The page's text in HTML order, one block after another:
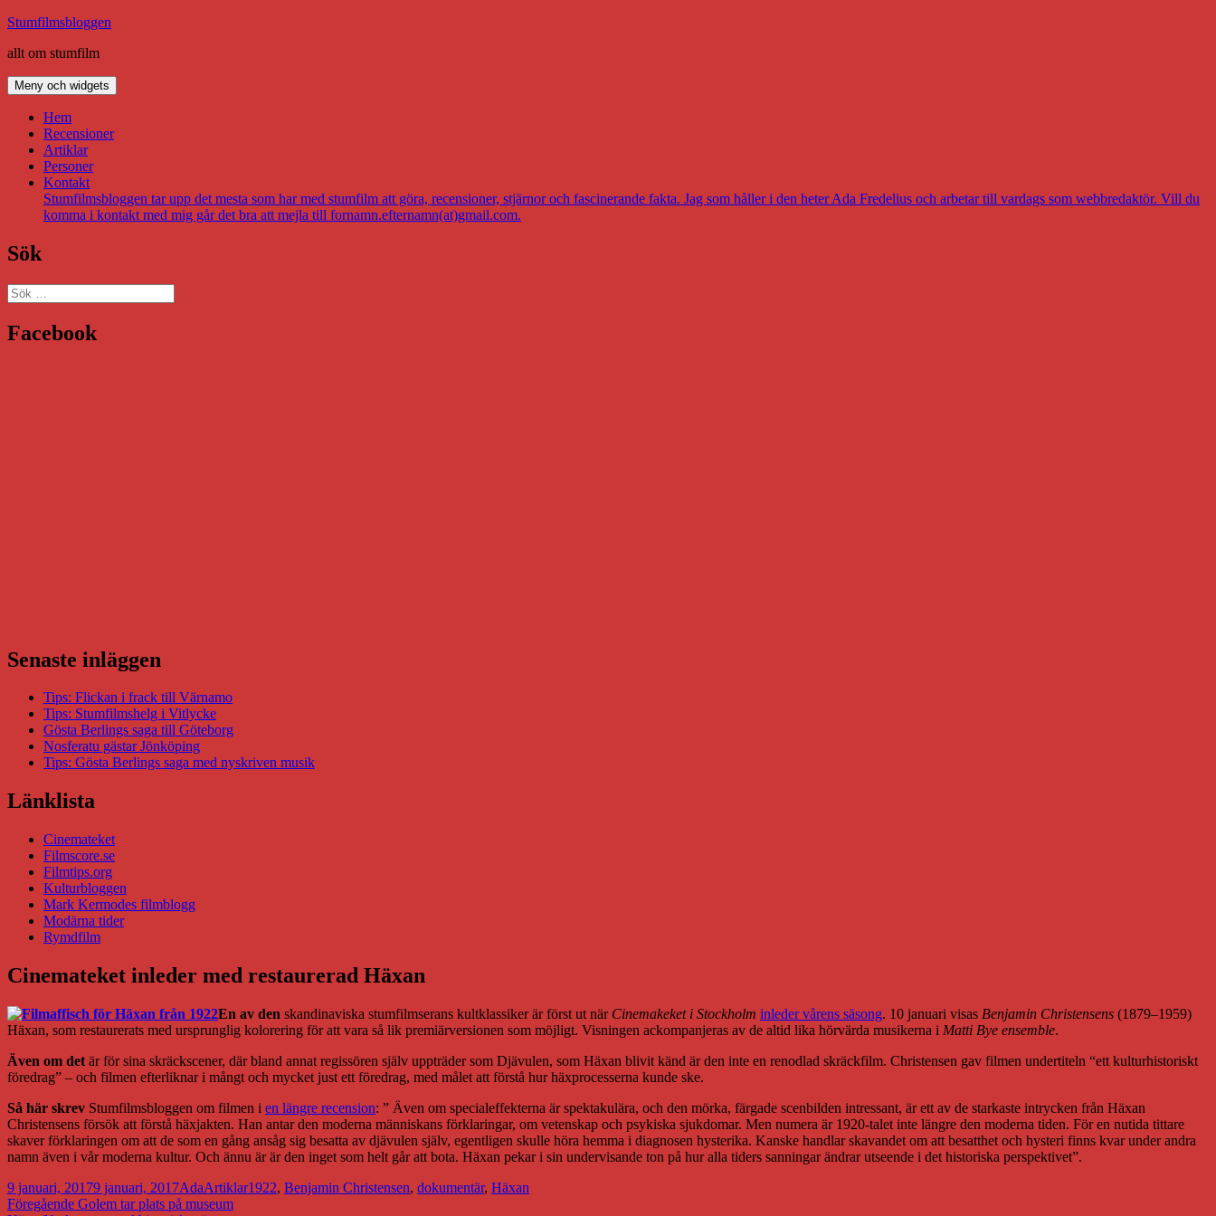
Hoppa
innehåll
Stumfilmsbloggen
allt om stumfilm
Meny och widgets
Hem
Recensioner
Artiklar
Personer
Kontakt
Stumfilmsbloggen tar upp det mesta som har med stumfilm att göra, recensioner, stjärnor och fascinerande fakta. Jag som håller i den heter Ada Fredelius och arbetar till vardags som webbredaktör. Vill du
komma i kontakt med mig går det bra att mejla till fornamn.efternamn(at)gmail.com.
Sök
Sök
efter:
Facebook
Senaste inläggen
Tips: Flickan i frack till Värnamo
Tips: Stumfilmshelg i Vitlycke
Gösta Berlings saga till Göteborg
Nosferatu gästar Jönköping
Tips: Gösta Berlings saga med nyskriven musik
Länklista
Cinemateket
Filmscore.se
Filmtips.org
Kulturbloggen
Mark Kermodes filmblogg
Modärna tider
Rymdfilm
Cinemateket inleder med restaurerad Häxan
En av den skandinaviska stumfilmserans kultklassiker är först ut när Cinemakeket i Stockholm inleder vårens säsong. 10 januari visas Benjamin Christensens (1879–1959)
Häxan, som restaurerats med ursprunglig kolorering för att vara så lik premiärversionen som möjligt. Visningen ackompanjeras av de altid lika hörvärda musikerna i Matti Bye ensemble.
Även om det är för sina skräckscener, där bland annat regissören själv uppträder som Djävulen, som Häxan blivit känd är den inte en renodlad skräckfilm. Christensen gav filmen undertiteln “ett kulturhistoriskt
föredrag” – och filmen efterliknar i mångt och mycket just ett föredrag, med målet att förstå hur häxprocesserna kunde ske.
Så här skrev Stumfilmsbloggen om filmen i en längre recension: ” Även om specialeffekterna är spektakulära, och den mörka, färgade scenbilden intressant, är ett av de starkaste intrycken från Häxan
Christensens försök att förstå häxjakten. Han antar den moderna människans förklaringar, om vetenskap och psykiska sjukdomar. Men numera är 1920-talet inte längre den moderna tiden. För en nutida tittare
skaver förklaringen om att de som en gång ansåg sig besatta av djävulen själv, egentligen skulle höra hemma i diagnosen hysterika. Kanske handlar skavandet om att besatthet och hysteri finns kvar under andra
namn även i vår moderna kultur. Och ännu är är den inget som helt går att bota. Häxan pekar i sin undervisande ton på hur alla tiders sanningar ändrar utseende i det historiska perspektivet”.
Postat
9 januari, 20179 januari, 2017Författare
AdaKategorier
ArtiklarTaggar
1922, Benjamin Christensen, dokumentär, Häxan
Inläggsnavigering
Föregående Föregående
Golem tar plats på museum